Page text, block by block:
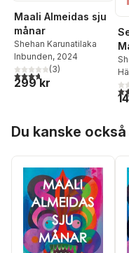
Maali Almeidas sju
månar
Shehan Karunatilaka
Inbunden, 2024
3,7utav 5 stjärnor. Totalt
(3)
299 kr
Du kanske